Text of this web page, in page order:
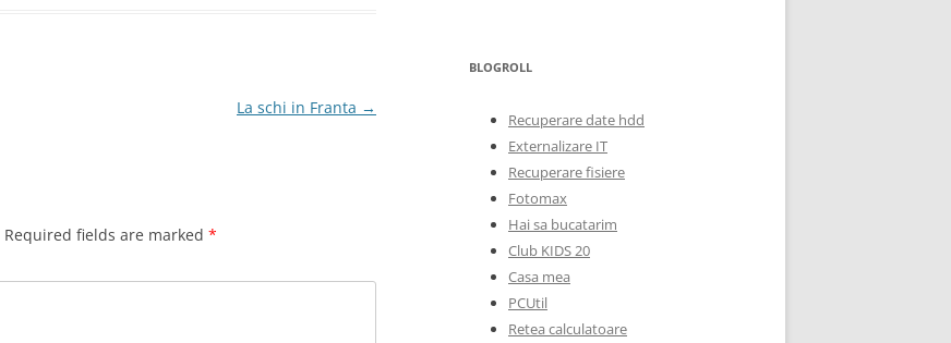
La schi in Franta →
Required fields are marked *
BLOGROLL
Recuperare date hdd
Externalizare IT
Recuperare fisiere
Fotomax
Hai sa bucatarim
Club KIDS 20
Casa mea
PCUtil
Retea calculatoare